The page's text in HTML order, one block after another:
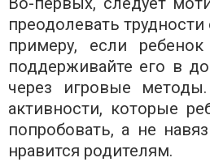
преодолевать
примеру, если
поддерживайте его в
через игровые
активности, которые
попробовать, а не
нравится родителям.